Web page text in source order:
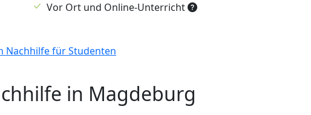
Vor Ort und Online-Unterricht
Nachhilfe für Studenten
in Magdeburg